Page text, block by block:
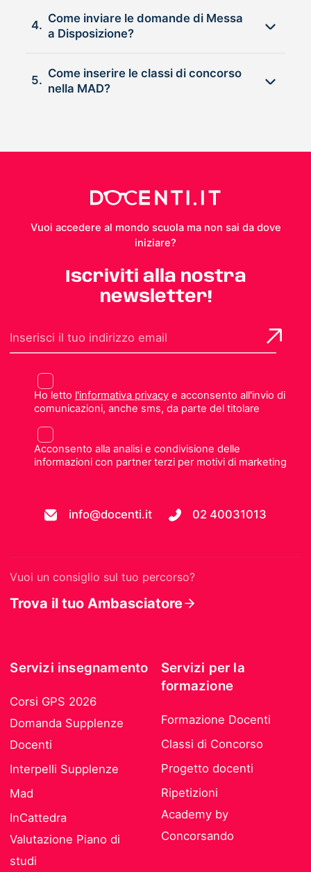
4.
Come inviare le domande di Messa
a Disposizione?
5.
Come inserire le classi di concorso
nella MAD?
Vuoi accedere al mondo scuola ma non sai da dove
iniziare?
Iscriviti alla nostra
newsletter!
Ho letto l'informativa privacye acconsento all'invio di
comunicazioni, anche sms, da parte del titolare
Acconsento alla analisi e condivisione delle
informazioni con partner terzi per motivi di marketing
info@docenti.it 02 40031013
Vuoi un consiglio sul tuo percorso?
Trova il tuo Ambasciatore
Servizi insegnamento
Corsi GPS 2026
Domanda Supplenze
Docenti
Interpelli Supplenze
Mad
InCattedra
Valutazione Piano di
studi
Servizi per la
formazione
Formazione Docenti
Classi di Concorso
Progetto docenti
Ripetizioni
Academy by
Concorsando